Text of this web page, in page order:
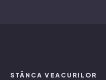
STÂNCA VEACURILOR